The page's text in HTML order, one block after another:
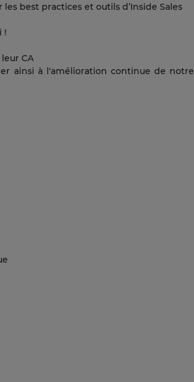
best practices et outils d’Inside Sales
!
CA
ainsi à l'amélioration continue de notre